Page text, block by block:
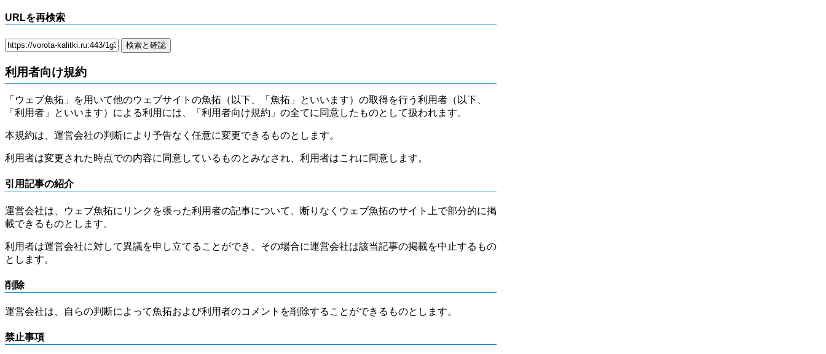
URLを再検索
利用者向け規約
「ウェブ魚拓」を用いて他のウェブサイトの魚拓（以下、「魚拓」といいます）の取得を行う利用者（以下、
「利用者」といいます）による利用には、「利用者向け規約」の全てに同意したものとして扱われます。
本規約は、運営会社の判断により予告なく任意に変更できるものとします。
利用者は変更された時点での内容に同意しているものとみなされ、利用者はこれに同意します。
引用記事の紹介
運営会社は、ウェブ魚拓にリンクを張った利用者の記事について、断りなくウェブ魚拓のサイト上で部分的に掲
載できるものとします。
利用者は運営会社に対して異議を申し立てることができ、その場合に運営会社は該当記事の掲載を中止するもの
とします。
削除
運営会社は、自らの判断によって魚拓および利用者のコメントを削除することができるものとします。
禁止事項